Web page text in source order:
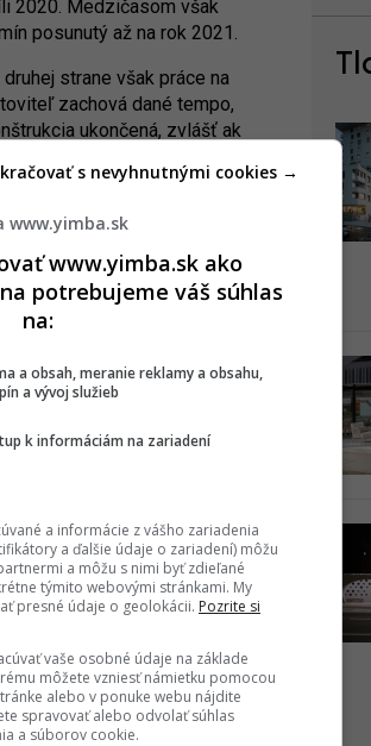
2020. Medzičasom však
posunutý až na rok 2021.
strane však práce na
zachová dané tempo,
ukončená, zvlášť ak
dokončená.
nielenže by to bolo drahšie,
aj vďaka vynikajúcej
www.yimba.sk
www.yimba.sk ako
potrebujeme váš súhlas
na:
a obsah, meranie reklamy a obsahu,
a vývoj služieb
k informáciám na zariadení
a informácie z vášho zariadenia
a ďalšie údaje o zariadení) môžu
a môžu s nimi byť zdieľané
týmito webovými stránkami. My
presné údaje o geolokácii. Pozrite si
vaše osobné údaje na základe
môžete vzniesť námietku pomocou
alebo v ponuke webu nájdite
spravovať alebo odvolať súhlas
a súborov cookie.
s nevyhnutnými cookies →